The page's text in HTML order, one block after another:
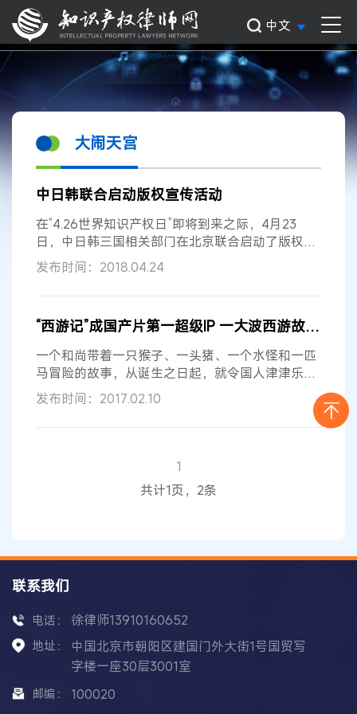
中文
大闹天宫
中日韩联合启动版权宣传活动
在“4.26世界知识产权日”即将到来之际，4月23
日，中日韩三国相关部门在北京联合启动了版权宣
传活动，活动通过采用中国动画片《
的孙悟空、日本动画片《名侦探柯南》中的柯南和
高的动漫形象，由中日韩三国共同设计、制作宣传
海报和视频，来提升三国公众的版权意识。 中国国
家版权局版权管理司司长于慈珂介绍说
发布时间：2018.04.24
“西游记”成国产片第一超级IP 一大波西游故事在路上
一个和尚带着一只猴子、一头猪、一个水怪和一匹
马冒险的故事，从诞生之日起，就令国人津津乐
道，并无数次被搬上大银幕。《西游记》原著作者
吴承恩可能没想到，他在五百多年前写的这部古典
亿元左右，也当仁不让成为春节档票房冠军。 头号
篇》、2014年《西游记之大闹天宫
发布时间：2017.02.10
1
共计1页，2条
联系我们
电话： 徐律师13910160652
地址：
中国北京市朝阳区建国门外大街1号国贸写
字楼一座30层3001室
邮编： 100020